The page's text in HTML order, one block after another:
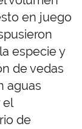
en juego
especie y
de vedas
aguas
el
de